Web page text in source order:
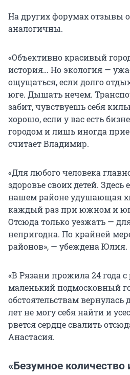
На других форумах отзывы
аналогичны.
«Объективно красивый
история… Но экология —
ощущаться, если долго
юге. Дышать нечем.
забит, чувствуешь себя
хорошо, если у вас есть
городом и лишь иногда
считает Владимир.
«Для любого человека
здоровье своих детей. Здесь
нашем районе удушающая
каждый раз при южном и
Отсюда только уезжать —
непригодна. По крайней
районов», — убеждена Юлия.
«В Рязани прожила 24 года
маленький подмосковный
обстоятельствам
лет не могу себя найти и
рвется сердце свалить
Анастасия.
«Безумное количество